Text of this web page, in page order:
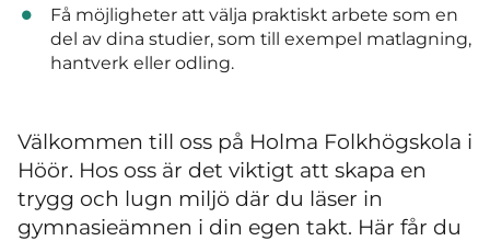
Få möjligheter att välja praktiskt arbete som en
del av dina studier, som till exempel matlagning,
hantverk eller odling.
Välkommen till oss på Holma Folkhögskola i
Höör. Hos oss är det viktigt att skapa en
trygg och lugn miljö där du läser in
gymnasieämnen i din egen takt. Här får du